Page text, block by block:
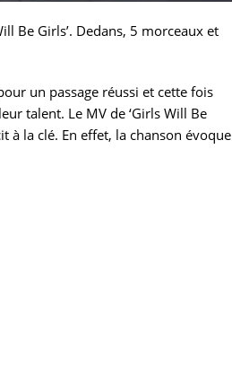
Be Girls’. Dedans, 5 morceaux et
un passage réussi et cette fois
talent. Le MV de ‘Girls Will Be
à la clé. En effet, la chanson évoque